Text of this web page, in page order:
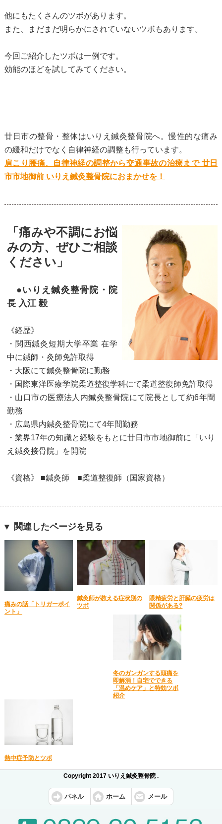
他にもたくさんのツボがあります。
また、まだまだ明らかにされていないツボもあります。
今回ご紹介したツボは一例です。
効能のほどを試してみてください。
廿日市の整骨・整体はいりえ鍼灸整骨院へ。慢性的な痛み
の緩和だけでなく自律神経の調整も行っています。
肩こり腰痛、自律神経の調整から交通事故の治療まで 廿日
市市地御前 いりえ鍼灸整骨院におまかせを！
「痛みや不調にお悩
みの方、ぜひご相談
ください」
●いりえ鍼灸整骨院・院
長 入江 毅
《経歴》
・関西鍼灸短期大学卒業 在学
中に鍼師・灸師免許取得
・大阪にて鍼灸整骨院に勤務
・国際東洋医療学院柔道整復学科にて柔道整復師免許取得
・山口市の医療法人内鍼灸整骨院にて院長として約6年間
勤務
・広島県内鍼灸整骨院にて4年間勤務
・業界17年の知識と経験をもとに廿日市市地御前に「いり
え鍼灸接骨院」を開院
《資格》 ■鍼灸師 ■柔道整復師（国家資格）
▼ 関連したページを見る
痛みの話「トリガーポイ
ント」
鍼灸師が教える症状別の
ツボ
眼精疲労と肝臓の疲労は
関係がある?
冬のガンガンする頭痛を
即解消！自宅でできる
「温めケア」と特効ツボ
紹介
熱中症予防とツボ
Copyright 2017 いりえ鍼灸整骨院 .
パネル ホーム メール